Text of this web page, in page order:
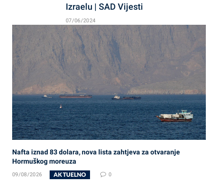
Izraelu | SAD Vijesti
07/06/2024
Nafta iznad 83 dolara, nova lista zahtjeva za otvaranje
Hormuškog moreuza
09/08/2026 AKTUELNO 0